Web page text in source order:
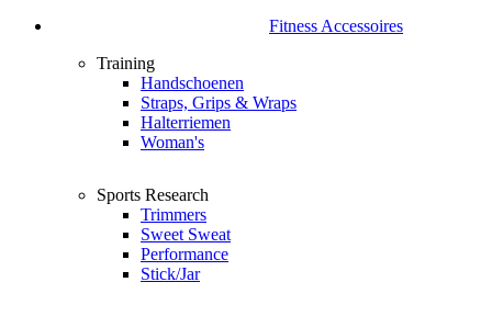
Fitness Accessoires
Training
Handschoenen
Straps, Grips & Wraps
Halterriemen
Woman's
Sports Research
Trimmers
Sweet Sweat
Performance
Stick/Jar